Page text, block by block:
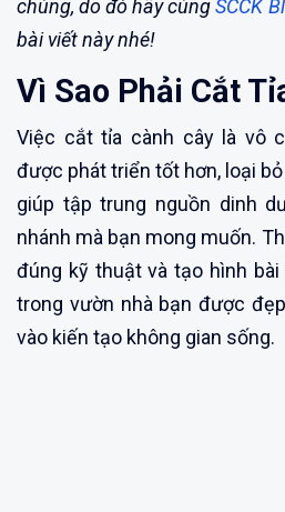
chúng, do đó hãy cùngSCCK
bài viết này nhé!
Vì Sao Phải Cắt
Việc cắt tỉa cành cây là vô
được phát triển tốt hơn, loại
giúp tập trung nguồn dinh
nhánh mà bạn mong muốn.
đúng kỹ thuật và tạo hình
trong vườn nhà bạn được
vào kiến tạo không gian sống.